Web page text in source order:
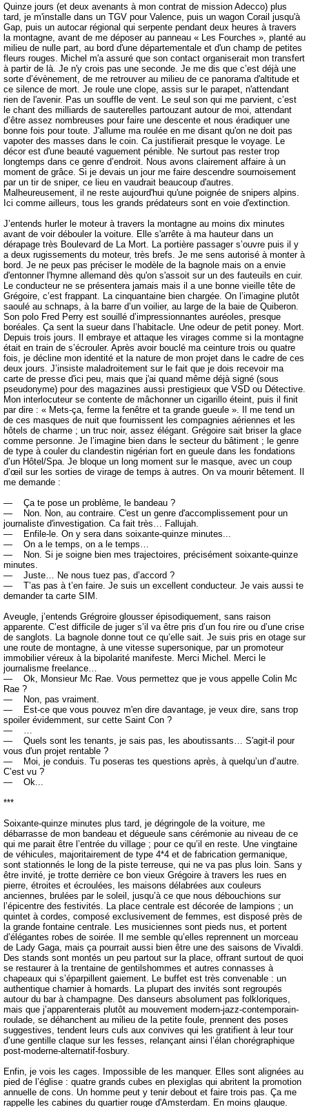
Quinze jours (et deux avenants à mon contrat de mission Adecco) plus
tard, je m'installe dans un TGV pour Valence, puis un wagon Corail jusqu'à
Gap, puis un autocar régional qui serpente pendant deux heures à travers
la montagne, avant de me déposer au panneau « Les Fourches », planté au
milieu de nulle part, au bord d'une départementale et d'un champ de petites
fleurs rouges. Michel m'a assuré que son contact organiserait mon transfert
à partir de là. Je n'y crois pas une seconde. Je me dis que c’est déjà une
sorte d’évènement, de me retrouver au milieu de ce panorama d'altitude et
ce silence de mort. Je roule une clope, assis sur le parapet, n'attendant
rien de l'avenir. Pas un souffle de vent. Le seul son qui me parvient, c’est
le chant des milliards de sauterelles partouzant autour de moi, attendant
d’être assez nombreuses pour faire une descente et nous éradiquer une
bonne fois pour toute. J'allume ma roulée en me disant qu'on ne doit pas
vapoter des masses dans le coin. Ca justifierait presque le voyage. Le
décor est d'une beauté vaguement pénible. Ne surtout pas rester trop
longtemps dans ce genre d’endroit. Nous avons clairement affaire à un
moment de grâce. Si je devais un jour me faire descendre sournoisement
par un tir de sniper, ce lieu en vaudrait beaucoup d'autres.
Malheureusement, il ne reste aujourd'hui qu'une poignée de snipers alpins.
Ici comme ailleurs, tous les grands prédateurs sont en voie d'extinction.
J’entends hurler le moteur à travers la montagne au moins dix minutes
avant de voir débouler la voiture. Elle s'arrête à ma hauteur dans un
dérapage très Boulevard de La Mort. La portière passager s’ouvre puis il y
a deux rugissements du moteur, très brefs. Je me sens autorisé à monter à
bord. Je ne peux pas préciser le modèle de la bagnole mais on a envie
d'entonner l'hymne allemand dès qu'on s'assoit sur un des fauteuils en cuir.
Le conducteur ne se présentera jamais mais il a une bonne vieille tête de
Grégoire, c’est frappant. La cinquantaine bien chargée. On l’imagine plutôt
saoulé au schnaps, à la barre d’un voilier, au large de la baie de Quiberon.
Son polo Fred Perry est souillé d’impressionnantes auréoles, presque
boréales. Ça sent la sueur dans l’habitacle. Une odeur de petit poney. Mort.
Depuis trois jours. Il embraye et attaque les virages comme si la montagne
était en train de s’écrouler. Après avoir bouclé ma ceinture trois ou quatre
fois, je décline mon identité et la nature de mon projet dans le cadre de ces
deux jours. J’insiste maladroitement sur le fait que je dois recevoir ma
carte de presse d'ici peu, mais que j'ai quand même déjà signé (sous
pseudonyme) pour des magazines aussi prestigieux que VSD ou Détective.
Mon interlocuteur se contente de mâchonner un cigarillo éteint, puis il finit
par dire : « Mets-ça, ferme la fenêtre et ta grande gueule ». Il me tend un
de ces masques de nuit que fournissent les compagnies aériennes et les
hôtels de charme ; un truc noir, assez élégant. Grégoire sait briser la glace
comme personne. Je l’imagine bien dans le secteur du bâtiment ; le genre
de type à couler du clandestin nigérian fort en gueule dans les fondations
d’un Hôtel/Spa. Je bloque un long moment sur le masque, avec un coup
d’œil sur les sorties de virage de temps à autres. On va mourir bêtement. Il
me demande :
— Ça te pose un problème, le bandeau ?
— Non. Non, au contraire. C'est un genre d'accomplissement pour un
journaliste d'investigation. Ca fait très… Fallujah.
— Enfile-le. On y sera dans soixante-quinze minutes...
— On a le temps, on a le temps…
— Non. Si je soigne bien mes trajectoires, précisément soixante-quinze
minutes.
— Juste… Ne nous tuez pas, d’accord ?
— T’as pas à t’en faire. Je suis un excellent conducteur. Je vais aussi te
demander ta carte SIM.
Aveugle, j’entends Grégroire glousser épisodiquement, sans raison
apparente. C’est difficile de juger s’il va être pris d’un fou rire ou d’une crise
de sanglots. La bagnole donne tout ce qu’elle sait. Je suis pris en otage sur
une route de montagne, à une vitesse supersonique, par un promoteur
immobilier véreux à la bipolarité manifeste. Merci Michel. Merci le
journalisme freelance…
— Ok, Monsieur Mc Rae. Vous permettez que je vous appelle Colin Mc
Rae ?
— Non, pas vraiment.
— Est-ce que vous pouvez m'en dire davantage, je veux dire, sans trop
spoiler évidemment, sur cette Saint Con ?
— …
— Quels sont les tenants, je sais pas, les aboutissants… S'agit-il pour
vous d'un projet rentable ?
— Moi, je conduis. Tu poseras tes questions après, à quelqu’un d’autre.
C’est vu ?
— Ok...
***
Soixante-quinze minutes plus tard, je dégringole de la voiture, me
débarrasse de mon bandeau et dégueule sans cérémonie au niveau de ce
qui me parait être l’entrée du village ; pour ce qu’il en reste. Une vingtaine
de véhicules, majoritairement de type 4*4 et de fabrication germanique,
sont stationnés le long de la piste terreuse, qui ne va pas plus loin. Sans y
être invité, je trotte derrière ce bon vieux Grégoire à travers les rues en
pierre, étroites et écroulées, les maisons délabrées aux couleurs
anciennes, brulées par le soleil, jusqu’à ce que nous débouchions sur
l’épicentre des festivités. La place centrale est décorée de lampions ; un
quintet à cordes, composé exclusivement de femmes, est disposé près de
la grande fontaine centrale. Les musiciennes sont pieds nus, et portent
d’élégantes robes de soirée. Il me semble qu’elles reprennent un morceau
de Lady Gaga, mais ça pourrait aussi bien être une des saisons de Vivaldi.
Des stands sont montés un peu partout sur la place, offrant surtout de quoi
se restaurer à la trentaine de gentilshommes et autres connasses à
chapeaux qui s’éparpillent gaiement. Le buffet est très convenable : un
authentique charnier à homards. La plupart des invités sont regroupés
autour du bar à champagne. Des danseurs absolument pas folkloriques,
mais que j’apparenterais plutôt au mouvement modern-jazz-contemporain-
roulade, se déhanchent au milieu de la petite foule, prennent des poses
suggestives, tendent leurs culs aux convives qui les gratifient à leur tour
d’une gentille claque sur les fesses, relançant ainsi l’élan chorégraphique
post-moderne-alternatif-fosbury.
Enfin, je vois les cages. Impossible de les manquer. Elles sont alignées au
pied de l’église : quatre grands cubes en plexiglas qui abritent la promotion
annuelle de cons. Un homme peut y tenir debout et faire trois pas. Ça me
rappelle les cabines du quartier rouge d'Amsterdam. En moins glauque.